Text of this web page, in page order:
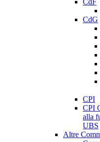
CdF
CdG
CPI
CPI
alla
UBS
Altre